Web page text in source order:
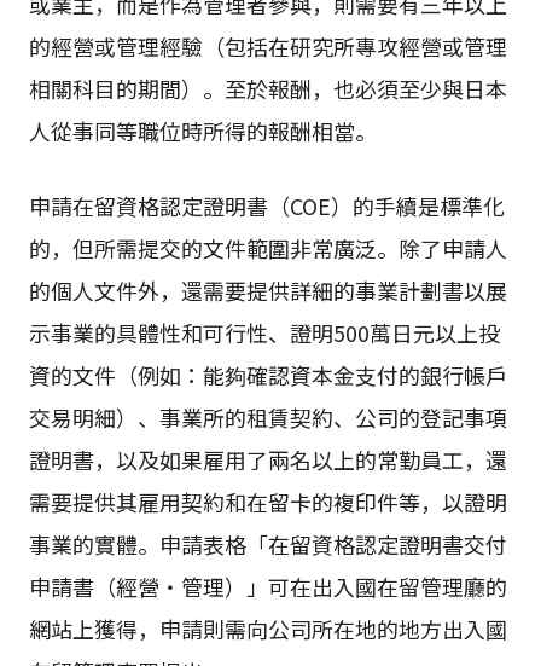
的經營或管理經驗（包括在研究所專攻經營或管理
相關科目的期間）。至於報酬，也必須至少與日本
人從事同等職位時所得的報酬相當。
申請在留資格認定證明書（COE）的手續是標準化
的，但所需提交的文件範圍非常廣泛。除了申請人
的個人文件外，還需要提供詳細的事業計劃書以展
示事業的具體性和可行性、證明500萬日元以上投
資的文件（例如：能夠確認資本金支付的銀行帳戶
交易明細）、事業所的租賃契約、公司的登記事項
證明書，以及如果雇用了兩名以上的常勤員工，還
需要提供其雇用契約和在留卡的複印件等，以證明
事業的實體。申請表格「在留資格認定證明書交付
申請書（經營・管理）」可在出入國在留管理廳的
網站上獲得，申請則需向公司所在地的地方出入國